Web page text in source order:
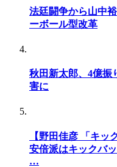
法廷闘争から山中
ーボール型改革
秋田新太郎、4億振
害に
【野田佳彦 「キッ
安倍派はキックバ
…